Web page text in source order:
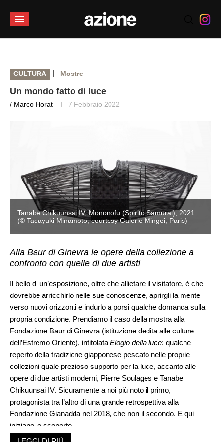
CULTURA | Mostre
Un mondo fatto di luce
/ Marco Horat 7 Febbraio 2022
Tanabe Chikuunsai IV, Mononofu (Spirito Samurai), 2021
(© Tadayuki Minamoto, courtesy Galerie Mingei, Paris)
Alla Baur di Ginevra le opere della collezione a
confronto con quelle di due artisti
Il bello di un’esposizione, oltre che allietare il visitatore, è che
dovrebbe arricchirlo nelle sue conoscenze, aprirgli la mente
verso nuovi orizzonti e indurlo a porsi qualche domanda sulla
propria condizione. Prendiamo il caso della mostra alla
Fondazione Baur di Ginevra (istituzione dedita alle culture
dell’Estremo Oriente), intitolata Elogio della luce: qualche
reperto della tradizione giapponese pescato nelle proprie
collezioni quale prezioso supporto per la luce, accanto alle
opere di due artisti moderni, Pierre Soulages e Tanabe
Chikuunsai IV. Sicuramente a noi più noto il primo,
protagonista tra l’altro di una grande retrospettiva alla
Fondazione Gianadda nel 2018, che non il secondo. E qui
iniziano le scoperte.
Soulages è stato definito come colui che nelle sue tele,